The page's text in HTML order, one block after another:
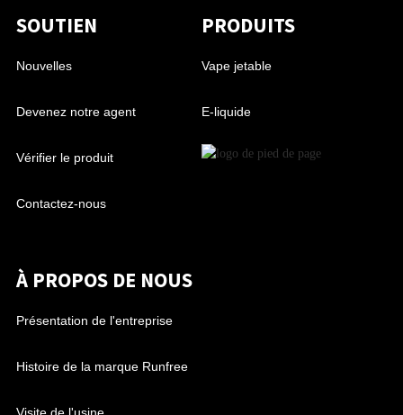
SOUTIEN
Nouvelles
Devenez notre agent
Vérifier le produit
Contactez-nous
PRODUITS
Vape jetable
E-liquide
À PROPOS DE NOUS
Présentation de l'entreprise
Histoire de la marque Runfree